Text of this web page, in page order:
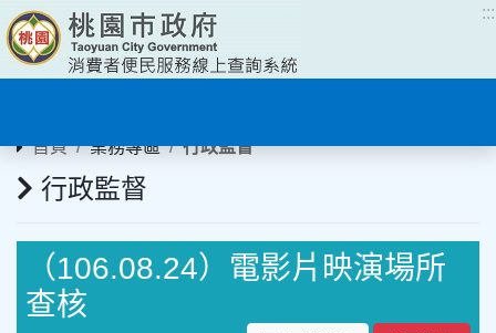
:::
首頁 業務專區 行政監督
行政監督
（106.08.24）電影片映演場所
查核